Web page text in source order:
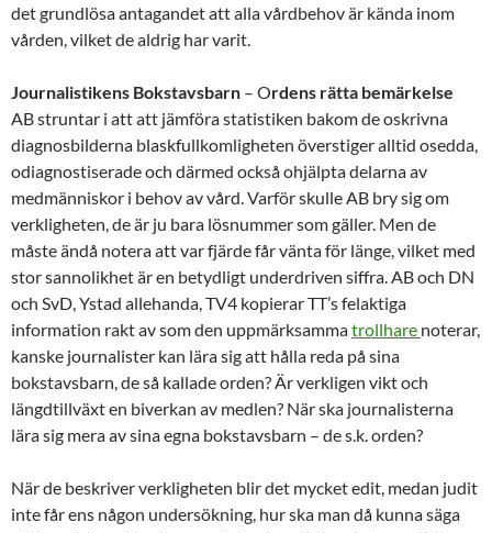
det grundlösa antagandet att alla vårdbehov är kända inom
vården, vilket de aldrig har varit.
Journalistikens Bokstavsbarn – Ordens rätta bemärkelse
AB struntar i att att jämföra statistiken bakom de oskrivna
diagnosbilderna blaskfullkomligheten överstiger alltid osedda,
odiagnostiserade och därmed också ohjälpta delarna av
medmänniskor i behov av vård. Varför skulle AB bry sig om
verkligheten, de är ju bara lösnummer som gäller. Men de
måste ändå notera att var fjärde får vänta för länge, vilket med
stor sannolikhet är en betydligt underdriven siffra. AB och DN
och SvD, Ystad allehanda, TV4 kopierar TT’s felaktiga
information rakt av som den uppmärksammatrollhare noterar,
kanske journalister kan lära sig att hålla reda på sina
bokstavsbarn, de så kallade orden? Är verkligen vikt och
längdtillväxt en biverkan av medlen? När ska journalisterna
lära sig mera av sina egna bokstavsbarn – de s.k. orden?
När de beskriver verkligheten blir det mycket edit, medan judit
inte får ens någon undersökning, hur ska man då kunna säga